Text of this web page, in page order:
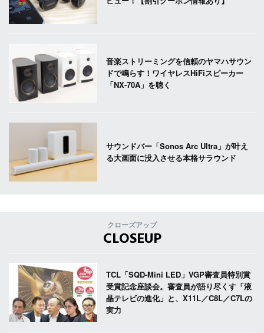
音楽ストリーミングを信頼のヤマハサウン
ドで鳴らす！ワイヤレスHiFiスピーカー
「NX-70A」を聴く
サウンドバー「Sonos Arc Ultra」が叶え
る大画面に没入させる本格サラウンド
クローズアップ
CLOSEUP
TCL「SQD-Mini LED」VGP審査員特別賞
受賞記念座談会。審査員が語り尽くす「液
晶テレビの進化」と、X11L／C8L／C7Lの
実力